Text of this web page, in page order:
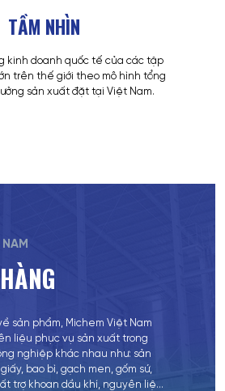
TẦM NHÌN
kinh doanh quốc tế của các tập
trên thế giới theo mô hình tổng
sản xuất đặt tại Việt Nam.
sản phẩm, Michem Việt Nam
liệu phục vụ sản xuất trong
nghiệp khác nhau như: sản
bao bì, gạch men, gốm sứ,
trợ khoan dầu khí, nguyên liệu